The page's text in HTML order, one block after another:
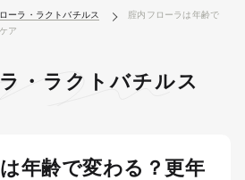
ーラ・ラクトバチルス
腟内フローラは年齢で
ア
・ラクトバチルス
年齢で変わる？更年